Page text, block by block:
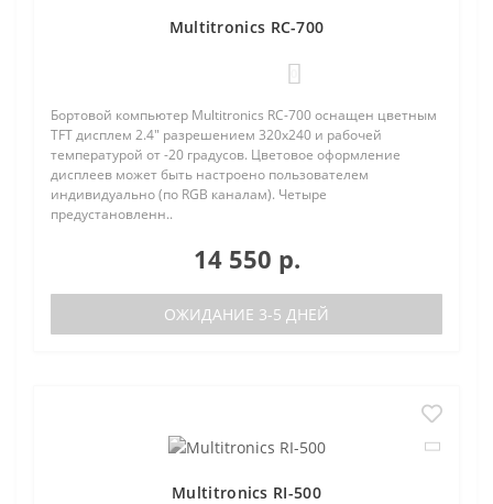
Multitronics RC-700
Бортовой компьютер Multitronics RC-700 оснащен цветным
TFT дисплем 2.4" разрешением 320х240 и рабочей
температурой от -20 градусов. Цветовое оформление
дисплеев может быть настроено пользователем
индивидуально (по RGB каналам). Четыре
предустановленн..
14 550 р.
ОЖИДАНИЕ 3-5 ДНЕЙ
Multitronics RI-500